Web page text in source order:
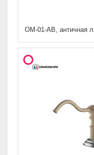
OM-01-AB, античная